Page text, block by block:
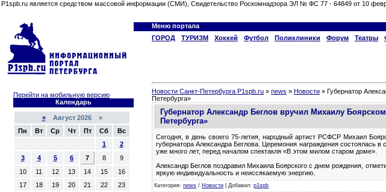
P1spb.ru является средством массовой информации (СМИ), Свидетельство Роскомнадзора ЭЛ № ФС 77 - 64849 от 10
Меню портала
ГОРОД
ТУРИЗМ Хоккей Футбол Поликлиники Форум Театры
Перейти на мобильную версию
Календарь
«Август 2026 »
Пн
Вт Ср Чт Пт Сб
Вс
1
2
3
4 5 6 7 8
9
10
11 12 13 14 15
16
17
18 19 20 21 22
23
Новости Санкт-Петербурга P1spb.ru » news » Новости » Губернатор
Петербурга»
Губернатор Александр Беглов вручил Михаилу
Петербурга»
Сегодня, в день своего 75-летия, народный артист РСФСР Михаил
губернатора Александра Беглова. Церемония награждения состоялась
уже много лет, перед началом спектакля «В этом милом старом доме».
Александр Беглов поздравил Михаила Боярского с днем рождения,
яркую индивидуальность и неиссякаемую энергию.
Категория: news / Новости Добавил: p1spb